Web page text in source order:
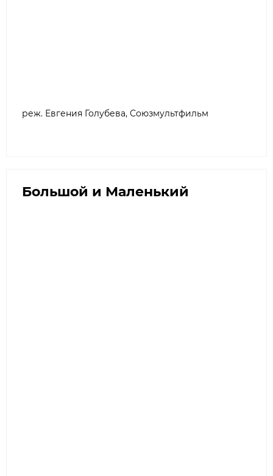
реж. Евгения Голубева, Союзмультфильм
Большой и Маленький